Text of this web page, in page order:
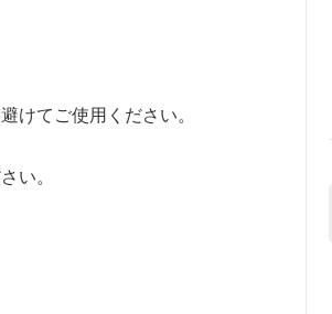
けてご使用ください。
い。